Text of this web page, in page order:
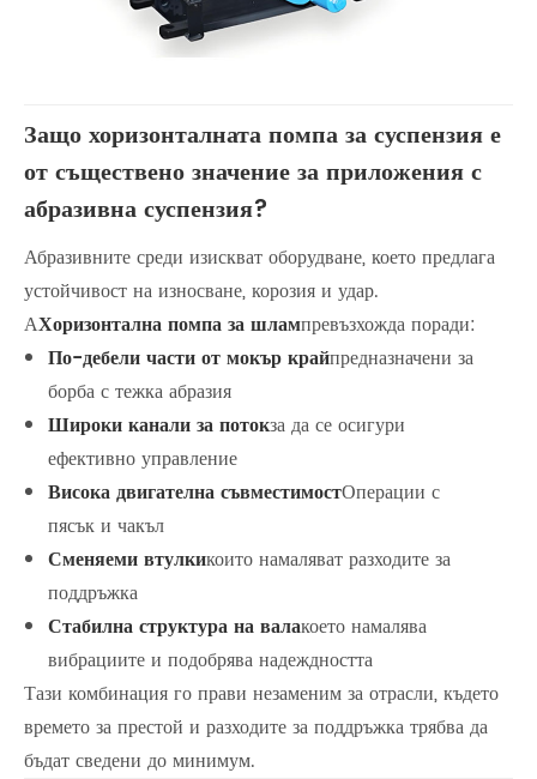
Защо хоризонталната помпа за суспензия е
от съществено значение за приложения с
абразивна суспензия?
Абразивните среди изискват оборудване, което предлага
устойчивост на износване, корозия и удар.
АХоризонтална помпа за шлампревъзхожда поради:
По-дебели части от мокър крайпредназначени за
борба с тежка абразия
Широки канали за потокза да се осигури
ефективно управление
Висока двигателна съвместимостОперации с
пясък и чакъл
Сменяеми втулкикоито намаляват разходите за
поддръжка
Стабилна структура на валакоето намалява
вибрациите и подобрява надеждността
Тази комбинация го прави незаменим за отрасли, където
времето за престой и разходите за поддръжка трябва да
бъдат сведени до минимум.